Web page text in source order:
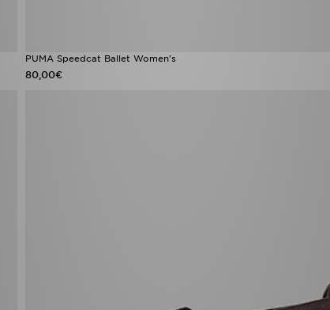
PUMA Speedcat Ballet Women's
80,00€